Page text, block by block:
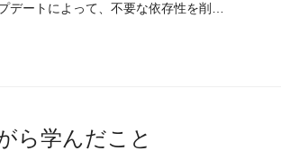
デートによって、不要な依存性を削…
ら学んだこと